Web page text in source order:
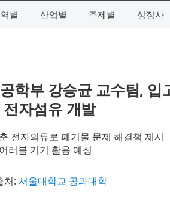
별 산업별 주제별 상장사
학부 강승균 교수팀, 입
자섬유 개발
전자의류로 폐기물 문제 해결책 제시
러블 기기 활용 예정
처: 서울대학교 공과대학